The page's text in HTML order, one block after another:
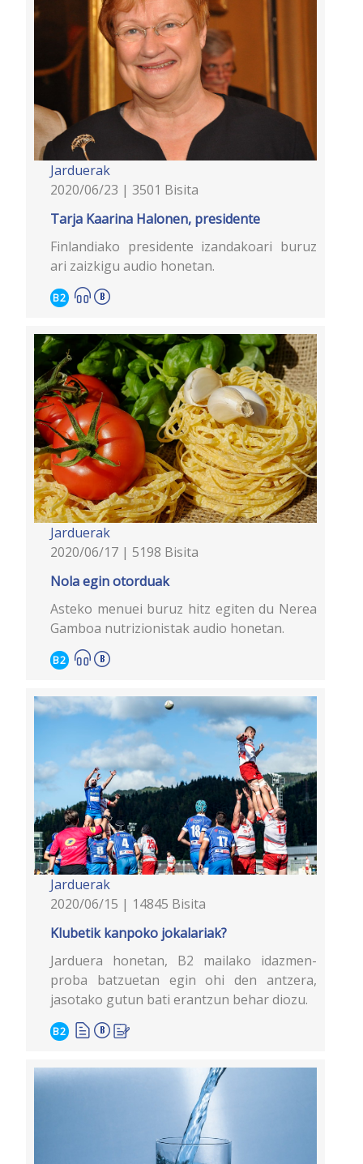
Jarduerak
2020/06/23 | 3501 Bisita
Tarja Kaarina Halonen, presidente
Finlandiako presidente izandakoari buruz
ari zaizkigu audio honetan.
B2
Jarduerak
2020/06/17 | 5198 Bisita
Nola egin otorduak
Asteko menuei buruz hitz egiten du Nerea
Gamboa nutrizionistak audio honetan.
B2
Jarduerak
2020/06/15 | 14845 Bisita
Klubetik kanpoko jokalariak?
Jarduera honetan, B2 mailako idazmen-
proba batzuetan egin ohi den antzera,
jasotako gutun bati erantzun behar diozu.
B2